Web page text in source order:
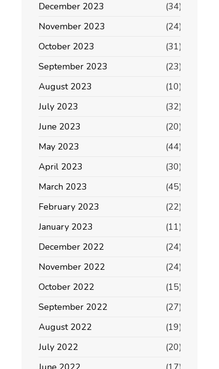
December 2023
(34)
November 2023
(24)
October 2023
(31)
September 2023
(23)
August 2023
(10)
July 2023
(32)
June 2023
(20)
May 2023
(44)
April 2023
(30)
March 2023
(45)
February 2023
(22)
January 2023
(11)
December 2022
(24)
November 2022
(24)
October 2022
(15)
September 2022
(27)
August 2022
(19)
July 2022
(20)